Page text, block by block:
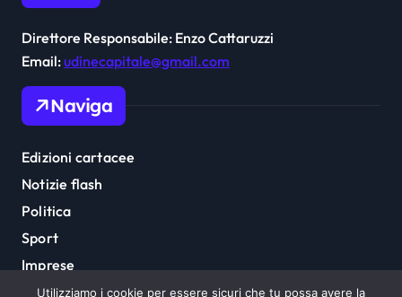
Direttore Responsabile: Enzo Cattaruzzi
Email:udinecapitale@gmail.com
Naviga
Edizioni cartacee
Notizie flash
Politica
Sport
Imprese
Cultura
Utilizziamo i cookie per essere sicuri che tu possa avere la